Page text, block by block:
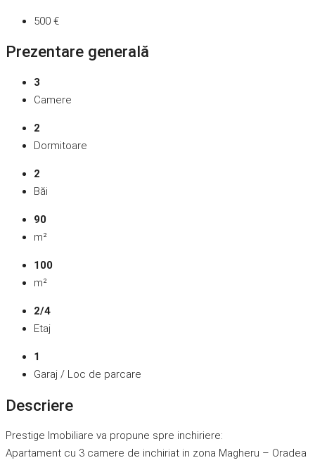
500 €
Prezentare generală
3
Camere
2
Dormitoare
2
Băi
90
m²
100
m²
2/4
Etaj
1
Garaj / Loc de parcare
Descriere
Prestige Imobiliare va propune spre inchiriere:
Apartament cu 3 camere de inchiriat in zona Magheru – Oradea